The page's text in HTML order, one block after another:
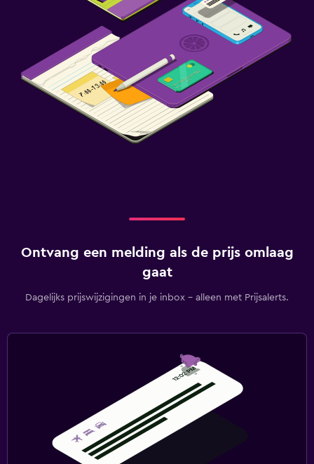
Ontvang een melding als de prijs omlaag
gaat
Dagelijks prijswijzigingen in je inbox - alleen met Prijsalerts.